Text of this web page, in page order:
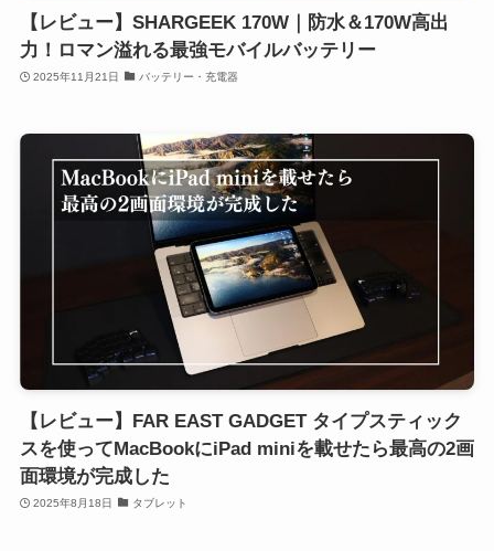
【レビュー】SHARGEEK 170W｜防水＆170W高出
力！ロマン溢れる最強モバイルバッテリー
2025年11月21日 バッテリー・充電器
【レビュー】FAR EAST GADGET タイプスティック
スを使ってMacBookにiPad miniを載せたら最高の2画
面環境が完成した
2025年8月18日 タブレット